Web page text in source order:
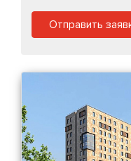
Отправить